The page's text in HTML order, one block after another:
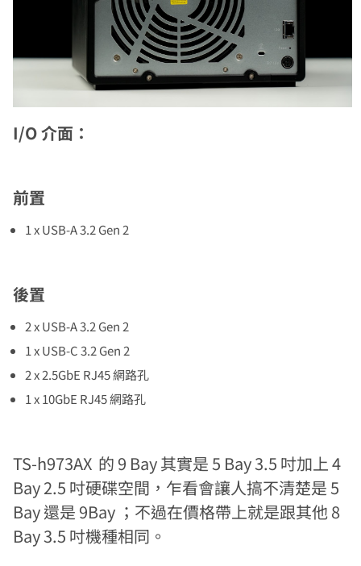
I/O 介面：
前置
1 x USB-A 3.2 Gen 2
後置
2 x USB-A 3.2 Gen 2
1 x USB-C 3.2 Gen 2
2 x 2.5GbE RJ45 網路孔
1 x 10GbE RJ45 網路孔
TS-h973AX 的 9 Bay 其實是 5 Bay 3.5 吋加上 4
Bay 2.5 吋硬碟空間，乍看會讓人搞不清楚是 5
Bay 還是 9Bay ；不過在價格帶上就是跟其他 8
Bay 3.5 吋機種相同。